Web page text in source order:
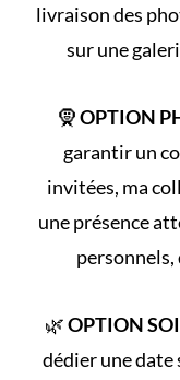
livraison des
sur une
🧕OPTION
garantir un
invitées, ma
une présence
personnels,
🌿OPTION
dédier une